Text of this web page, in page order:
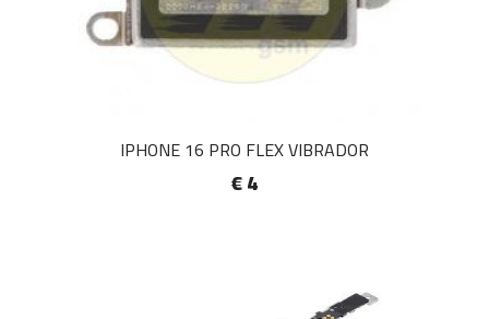
IPHONE 16 PRO FLEX VIBRADOR
€ 4